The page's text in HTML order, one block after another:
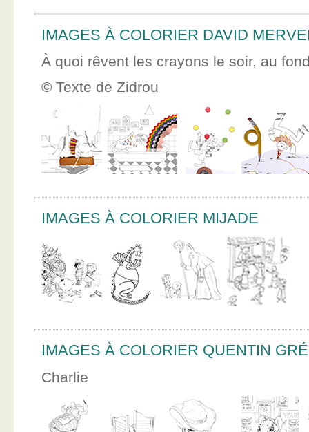
IMAGES À COLORIER DAVID
À quoi rêvent les crayons le soir, au
© Texte de Zidrou
IMAGES À COLORIER MIJADE
IMAGES À COLORIER QUENTIN
Charlie